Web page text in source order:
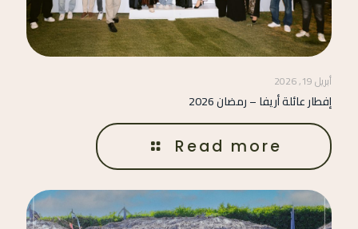
أبريل 19, 2026
إفطار عائلة أريفا – رمضان 2026
Read more